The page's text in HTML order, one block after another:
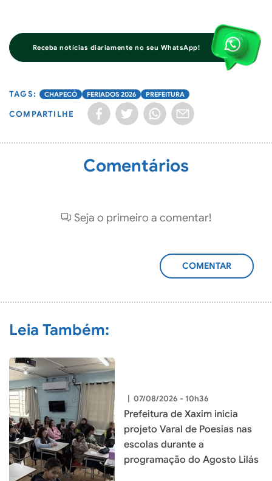
Receba notícias diariamente no seu WhatsApp!
CHAPECÓ FERIADOS 2026 PREFEITURA
COMPARTILHE
Comentários
Seja o primeiro a comentar!
ADICIONAR
Leia Também:
| 07/08/2026 - 10h36
Prefeitura de Xaxim inicia
projeto Varal de Poesias nas
escolas durante a
programação do Agosto Lilás